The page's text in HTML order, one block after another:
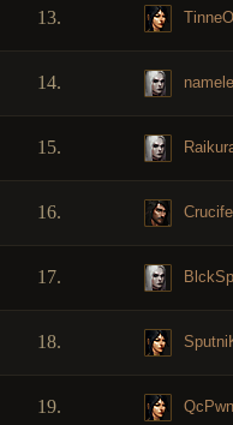
13.
14.
15.
16.
17.
18.
19.